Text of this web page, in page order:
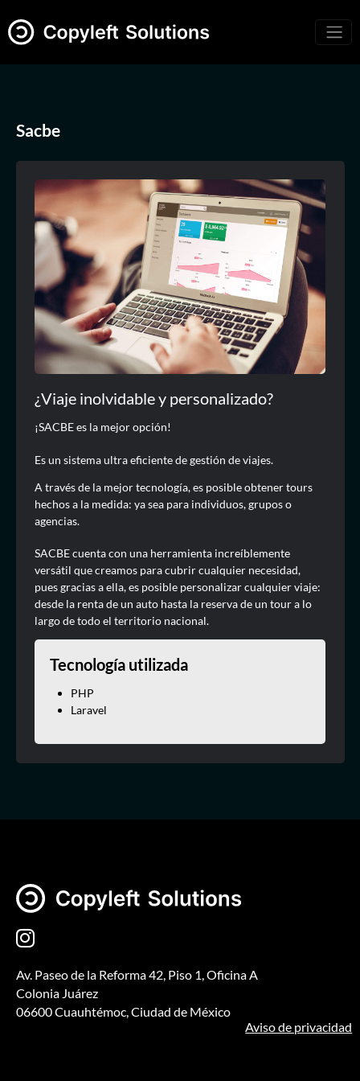
Sacbe
¿Viaje inolvidable y personalizado?
¡SACBE es la mejor opción!
Es un sistema ultra eficiente de gestión de viajes.
A través de la mejor tecnología, es posible obtener tours
hechos a la medida: ya sea para individuos, grupos o
agencias.
SACBE cuenta con una herramienta increíblemente
versátil que creamos para cubrir cualquier necesidad,
pues gracias a ella, es posible personalizar cualquier viaje:
desde la renta de un auto hasta la reserva de un tour a lo
largo de todo el territorio nacional.
Tecnología utilizada
PHP
Laravel
Av. Paseo de la Reforma 42, Piso 1, Oficina A
Colonia Juárez
06600 Cuauhtémoc, Ciudad de México
Aviso de privacidad